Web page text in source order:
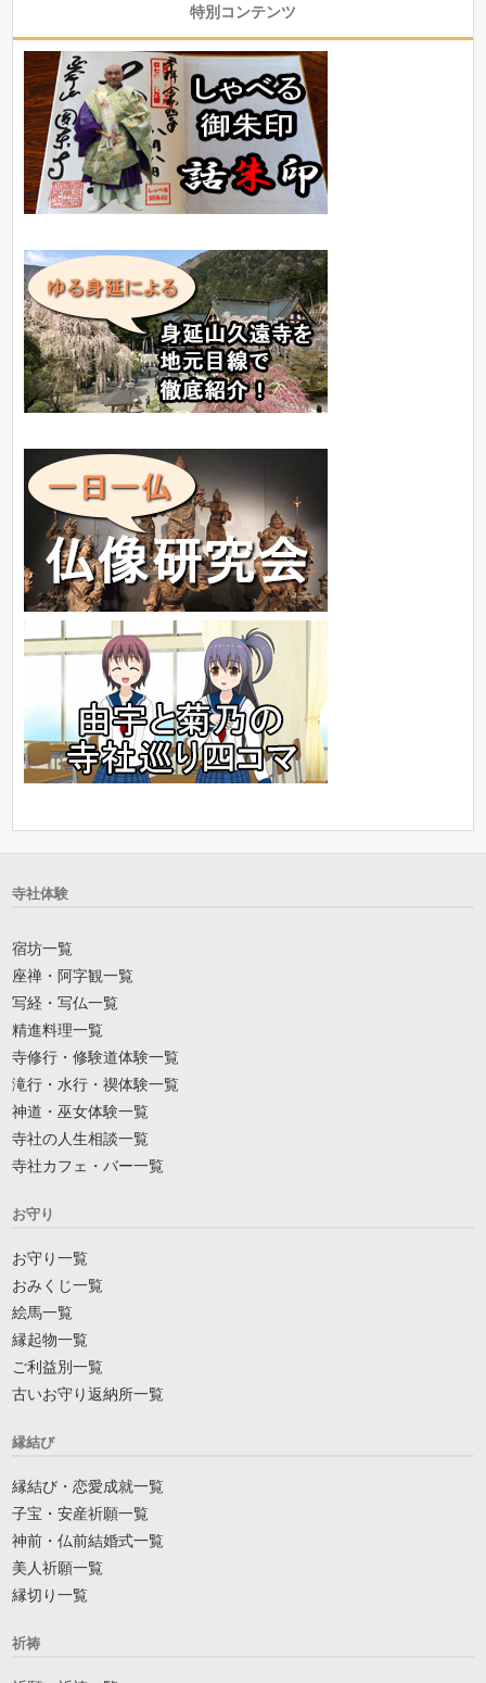
特別コンテンツ
寺社体験
宿坊一覧
座禅・阿字観一覧
写経・写仏一覧
精進料理一覧
寺修行・修験道体験一覧
滝行・水行・禊体験一覧
神道・巫女体験一覧
寺社の人生相談一覧
寺社カフェ・バー一覧
お守り
お守り一覧
おみくじ一覧
絵馬一覧
縁起物一覧
ご利益別一覧
古いお守り返納所一覧
縁結び
縁結び・恋愛成就一覧
子宝・安産祈願一覧
神前・仏前結婚式一覧
美人祈願一覧
縁切り一覧
祈祷